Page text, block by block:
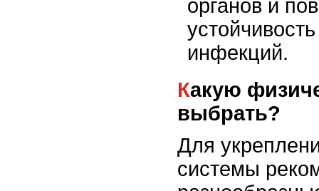
органов и
инфекций.
Какую физическую активность
выбрать?
Для
системы